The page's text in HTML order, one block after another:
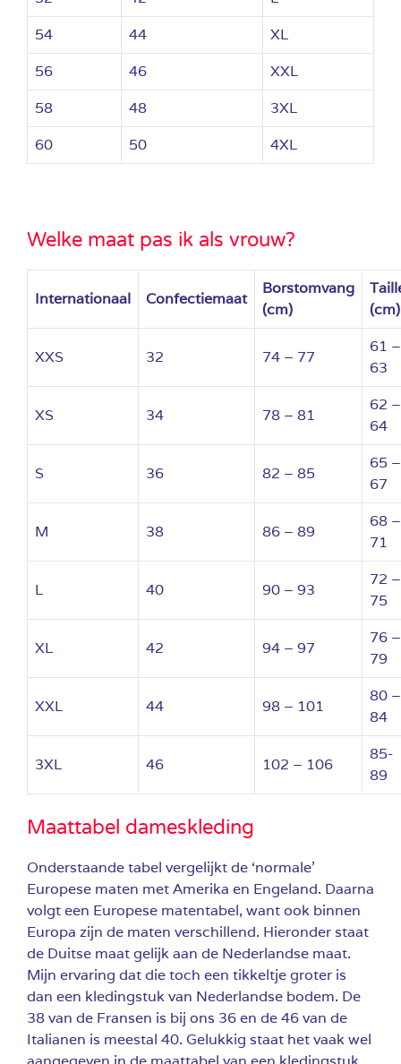
54
44
XL
56
46
XXL
58
48
3XL
60
50 4XL
Welke maat pas ik als vrouw?
Internationaal Confectiemaat
Borstomvang
(cm)
(cm)
XXS 32 74 – 77
61 –
63
XS 34 78 – 81
62 –
64
S 36 82 – 85
65 –
67
M 38 86 – 89
68 –
71
L 40 90 – 93
72 –
75
XL 42 94 – 97
76 –
79
XXL 44 98 – 101
80 –
84
3XL 46 102 – 106
85-
89
Maattabel dameskleding
Onderstaande tabel vergelijkt de ‘normale’
Europese maten met Amerika en Engeland. Daarna
volgt een Europese matentabel, want ook binnen
Europa zijn de maten verschillend. Hieronder staat
de Duitse maat gelijk aan de Nederlandse maat.
Mijn ervaring dat die toch een tikkeltje groter is
dan een kledingstuk van Nederlandse bodem. De
38 van de Fransen is bij ons 36 en de 46 van de
Italianen is meestal 40. Gelukkig staat het vaak wel